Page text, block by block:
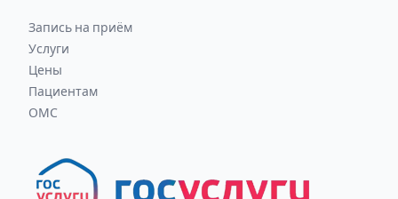
Запись на приём
Услуги
Цены
Пациентам
ОМС